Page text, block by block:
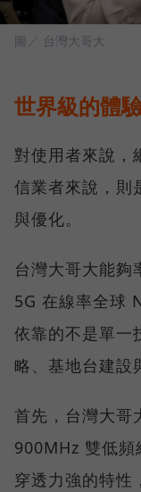
圖／ 台灣大哥大
世界級的體
對使用者來說，
信業者來說，則
與優化。
台灣大哥大能
5G 在線率全球
依靠的不是單一
略、基地台建設
首先，台灣大哥
900MHz 雙低頻
穿透力強的特性